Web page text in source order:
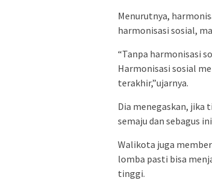
Menurutnya,
harmonisasi sosial,
“Tanpa harmonisasi
Harmonisasi sosial
terakhir,”ujarnya.
Dia menegaskan, jika
semaju dan sebagus
Walikota juga
lomba pasti bisa
tinggi.